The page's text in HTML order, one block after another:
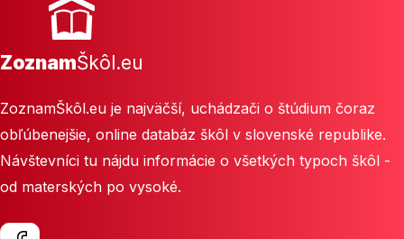
ZoznamŠkôl.eu
ZoznamŠkôl.eu je najväčší, uchádzači o štúdium čoraz
obľúbenejšie, online databáz škôl v slovenské republike.
Návštevníci tu nájdu informácie o všetkých typoch škôl -
od materských po vysoké.